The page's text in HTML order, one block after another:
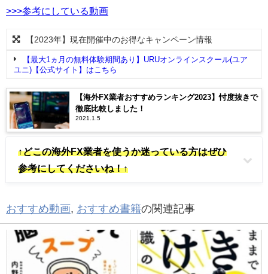
>>>参考にしている動画
【2023年】現在開催中のお得なキャンペーン情報
【最大1ヵ月の無料体験期間あり】URUオンラインスクール(ユア
ユニ)【公式サイト】はこちら
【海外FX業者おすすめランキング2023】忖度抜きで
徹底比較しました！
2021.1.5
↑どこの海外FX業者を使うか迷っている方はぜひ
参考にしてくださいね！↑
おすすめ動画, おすすめ書籍の関連記事